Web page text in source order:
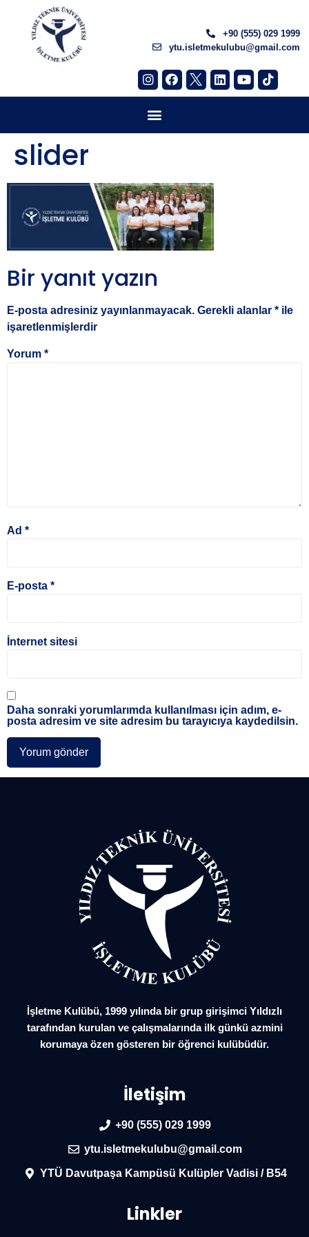
+90 (555) 029 1999
ytu.isletmekulubu@gmail.com
slider
Bir yanıt yazın
E-posta adresiniz yayınlanmayacak. Gerekli alanlar * ile
işaretlenmişlerdir
Yorum *
Ad *
E-posta *
İnternet sitesi
Daha sonraki yorumlarımda kullanılması için adım, e-
posta adresim ve site adresim bu tarayıcıya kaydedilsin.
İşletme Kulübü, 1999 yılında bir grup girişimci Yıldızlı
tarafından kurulan ve çalışmalarında ilk günkü azmini
korumaya özen gösteren bir öğrenci kulübüdür.
İletişim
+90 (555) 029 1999
ytu.isletmekulubu@gmail.com
YTÜ Davutpaşa Kampüsü Kulüpler Vadisi / B54
Linkler